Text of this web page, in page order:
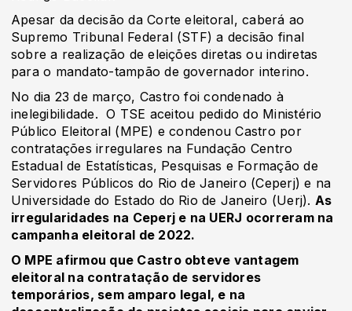
Apesar da decisão da Corte eleitoral, caberá ao
Supremo Tribunal Federal (STF) a decisão final
sobre a realização de eleições diretas ou indiretas
para o mandato-tampão de governador interino.
No dia 23 de março, Castro foi condenado à
inelegibilidade. O TSE aceitou pedido do Ministério
Público Eleitoral (MPE) e condenou Castro por
contratações irregulares na Fundação Centro
Estadual de Estatísticas, Pesquisas e Formação de
Servidores Públicos do Rio de Janeiro (Ceperj) e na
Universidade do Estado do Rio de Janeiro (Uerj). As
irregularidades na Ceperj e na UERJ ocorreram na
campanha eleitoral de 2022.
O MPE afirmou que Castro obteve vantagem
eleitoral na contratação de servidores
temporários, sem amparo legal, e na